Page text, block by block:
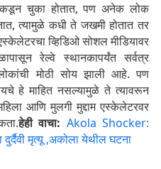
चुका होतात, पण अनेक लोक
त्यामुळे कधी ते जखमी होतात तर
व्हिडिओ सोशल मीडियावर
रेल्वे स्थानकापर्यंत सर्वत्र
मोठी सोय झाली आहे. पण
हे माहित नसल्यामुळे ते त्यावरून
आणि मुलगी मुद्दाम एस्केलेटरवर
हेही वाचा: Akola Shocker:
मृत्यू ,अकोला येथील घटना